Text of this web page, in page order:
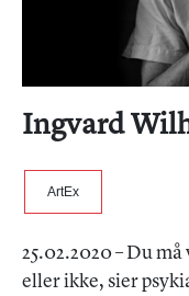
Ingvard
ArtEx
25.02.2020 – Du
eller ikke, sier